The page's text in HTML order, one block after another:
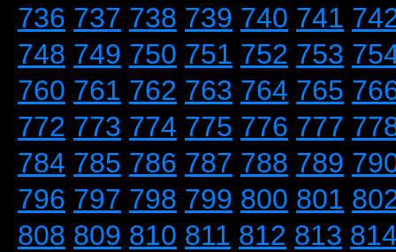
736 737 738 739 740 741
748 749 750 751 752 753
760 761 762 763 764 765
772 773 774 775 776 777
784 785 786 787 788 789
796 797 798 799 800 801
808 809 810 811 812 813